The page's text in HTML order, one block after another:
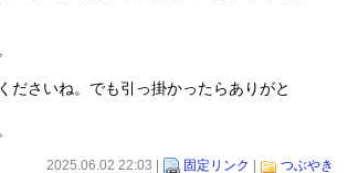
ださいね。でも引っ掛かったらありがと
2025.06.02 22:03 | 固定リンク つぶやき